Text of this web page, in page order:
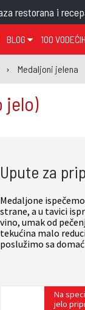
restorana i
SISAČKO-
POŽEŠKO-
ŠIBENSKO-
SPLITSKO-
BLOG
TEMA TJEDNA
KLUB
100
Medaljoni jelena
jelo)
Upute za
Medaljone
strane, a u tavici
vino, umak od
tekućina malo
poslužimo sa
Na
jelo